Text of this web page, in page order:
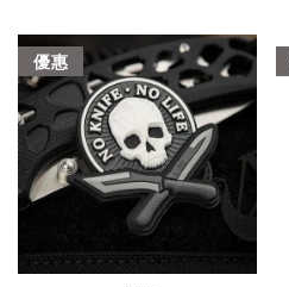
加入購物車
優惠